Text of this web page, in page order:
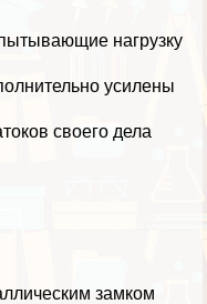
нагрузку
усилены
своего дела
замком